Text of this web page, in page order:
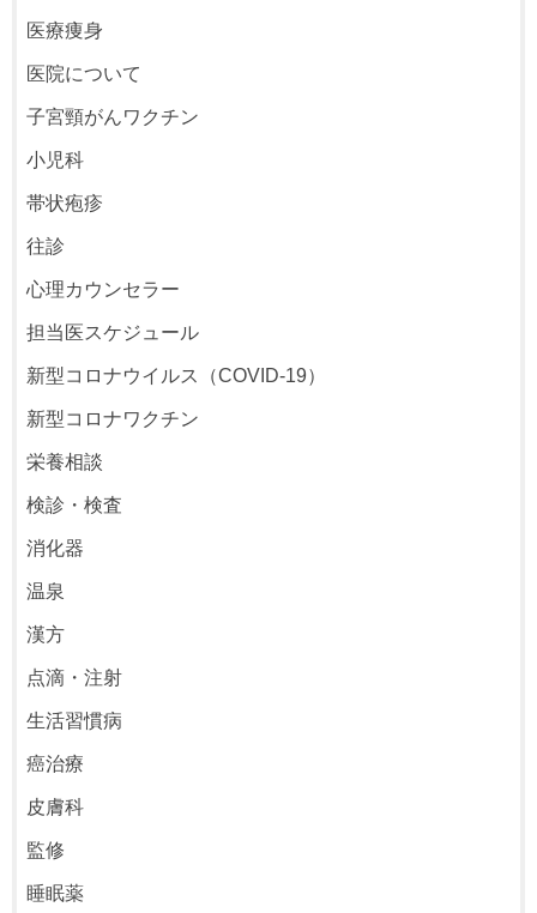
医療痩身
医院について
子宮頸がんワクチン
小児科
帯状疱疹
往診
心理カウンセラー
担当医スケジュール
新型コロナウイルス（COVID-19）
新型コロナワクチン
栄養相談
検診・検査
消化器
温泉
漢方
点滴・注射
生活習慣病
癌治療
皮膚科
監修
睡眠薬